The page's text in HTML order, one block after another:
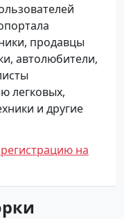
продавцы
автолюбители,
легковых,
и другие
на